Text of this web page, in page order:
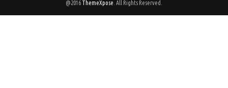
@2016 ThemeXpose . All Rights Reserved.